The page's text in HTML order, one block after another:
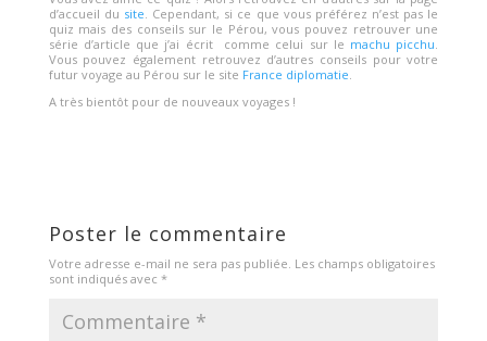
d’accueil du site. Cependant, si ce que vous préférez n’est pas le
quiz mais des conseils sur le Pérou, vous pouvez retrouver une
série d’article que j’ai écrit comme celui sur le machu picchu.
Vous pouvez également retrouvez d’autres conseils pour votre
futur voyage au Pérou sur le site France diplomatie.
A très bientôt pour de nouveaux voyages !
Poster le commentaire
Votre adresse e-mail ne sera pas publiée. Les champs obligatoires
sont indiqués avec *